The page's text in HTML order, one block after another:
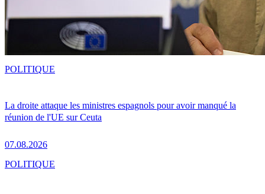
La droite attaque les ministres espagnols pour avoir manqué la
réunion de l'UE sur Ceuta
07.08.2026
POLITIQUE
POLITIQUE